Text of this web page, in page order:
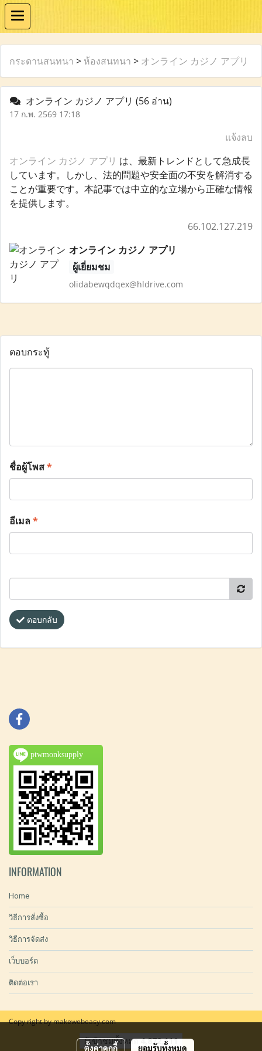
กระดานสนทนา > ห้องสนทนา > オンライン カジノ アプリ
オンライン カジノ アプリ (56 อ่าน)
17 ก.พ. 2569 17:18
แจ้งลบ
オンライン カジノ アプリ は、最新トレンドとして急成長
しています。しかし、法的問題や安全面の不安を解消する
ことが重要です。本記事では中立的な立場から正確な情報
を提供します。
66.102.127.219
オンライン カジノ アプリ
ผู้เยี่ยมชม
olidabewqdqex@hldrive.com
ตอบกระทู้
ชื่อผู้โพส*
อีเมล*
ตอบกลับ
ptwmonksupply
INFORMATION
Home
วิธีการสั่งซื้อ
วิธีการจัดส่ง
เว็บบอร์ด
ติดต่อเรา
Copy right by makewebeasy.com
ผู้เข้าชมทั้งหมด4,872,111
ตั้งค่าคุกกี้ ยอมรับทั้งหมด